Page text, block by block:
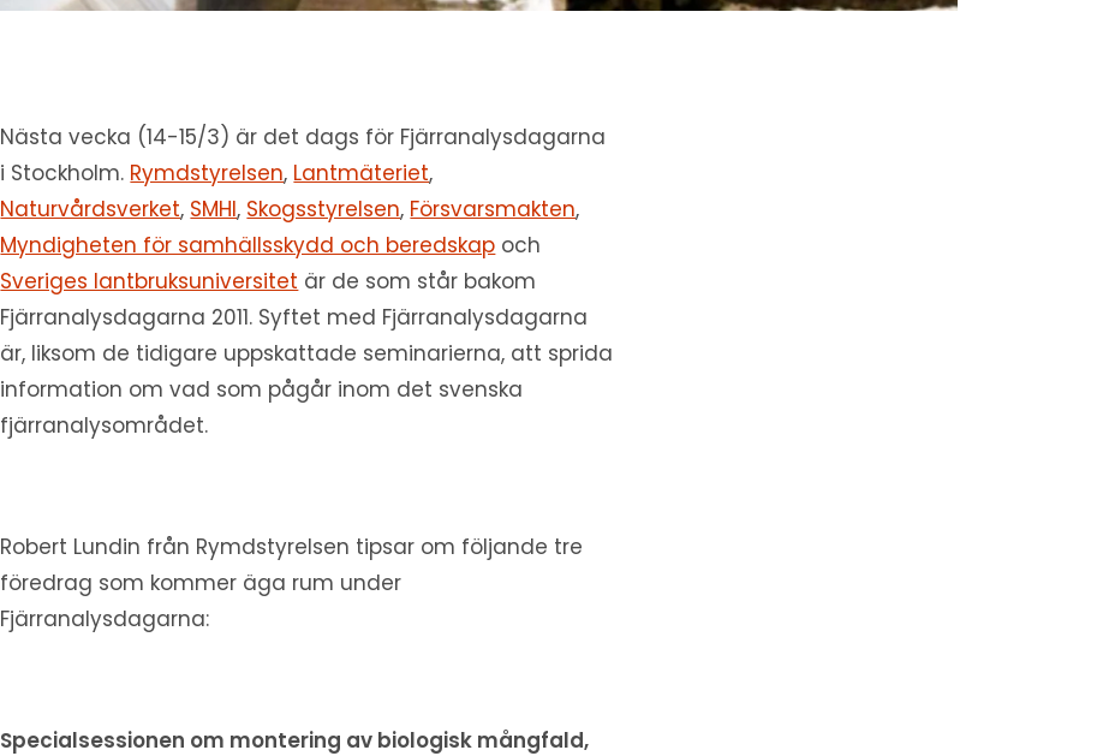
Nästa vecka (14-15/3) är det dags för Fjärranalysdagarna
i Stockholm. Rymdstyrelsen, Lantmäteriet,
Naturvårdsverket, SMHI, Skogsstyrelsen, Försvarsmakten,
Myndigheten för samhällsskydd och beredskap och
Sveriges lantbruksuniversitet är de som står bakom
Fjärranalysdagarna 2011. Syftet med Fjärranalysdagarna
är, liksom de tidigare uppskattade seminarierna, att sprida
information om vad som pågår inom det svenska
fjärranalysområdet.
Robert Lundin från Rymdstyrelsen tipsar om följande tre
föredrag som kommer äga rum under
Fjärranalysdagarna:
Specialsessionen om montering av biologisk mångfald,